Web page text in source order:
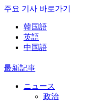
주요 기사 바로가기
韓国語
英語
中国語
最新記事
ニュース
政治